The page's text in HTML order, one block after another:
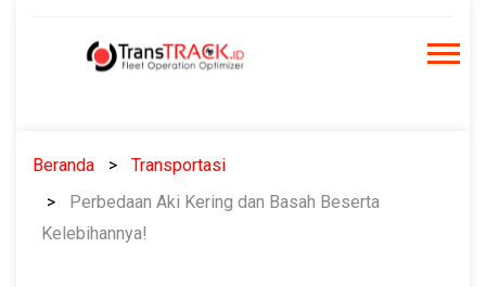
Beranda
Transportasi
Perbedaan Aki Kering dan Basah Beserta
Kelebihannya!